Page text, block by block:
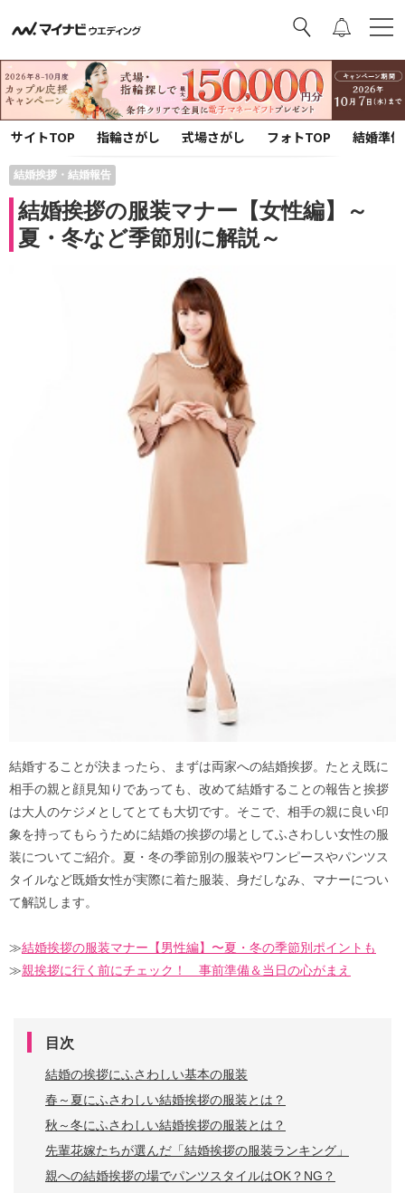
サイトTOP 指輪さがし 式場さがし フォトTOP 結婚準
結婚挨拶・結婚報告
結婚挨拶の服装マナー【女性編】～
夏・冬など季節別に解説～
結婚することが決まったら、まずは両家への結婚挨拶。たとえ既に
相手の親と顔見知りであっても、改めて結婚することの報告と挨拶
は大人のケジメとしてとても大切です。そこで、相手の親に良い印
象を持ってもらうために結婚の挨拶の場としてふさわしい女性の服
装についてご紹介。夏・冬の季節別の服装やワンピースやパンツス
タイルなど既婚女性が実際に着た服装、身だしなみ、マナーについ
て解説します。
≫結婚挨拶の服装マナー【男性編】〜夏・冬の季節別ポイントも
≫親挨拶に行く前にチェック！ 事前準備＆当日の心がまえ
目次
結婚の挨拶にふさわしい基本の服装
春～夏にふさわしい結婚挨拶の服装とは？
秋～冬にふさわしい結婚挨拶の服装とは？
先輩花嫁たちが選んだ「結婚挨拶の服装ランキング」
親への結婚挨拶の場でパンツスタイルはOK？NG？